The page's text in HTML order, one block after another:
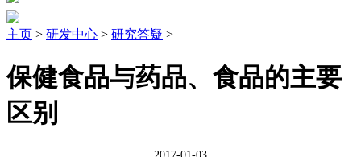
主页 > 研发中心 > 研究答疑 >
保健食品与药品、食品的主要
区别